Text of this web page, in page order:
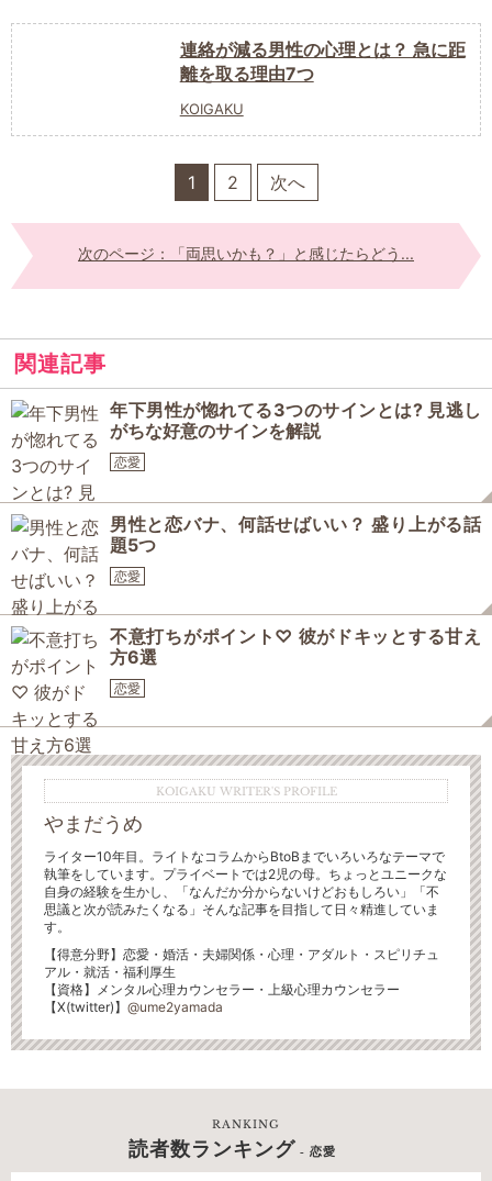
連絡が減る男性の心理とは？ 急に距
離を取る理由7つ
KOIGAKU
1 2 次へ
次のページ：「両思いかも？」と感じたらどう...
関連記事
年下男性が惚れてる3つのサインとは? 見逃し
がちな好意のサインを解説
恋愛
男性と恋バナ、何話せばいい？ 盛り上がる話
題5つ
恋愛
不意打ちがポイント♡ 彼がドキッとする甘え
方6選
恋愛
KOIGAKU WRITER'S PROFILE
やまだうめ
ライター10年目。ライトなコラムからBtoBまでいろいろなテーマで
執筆をしています。プライベートでは2児の母。ちょっとユニークな
自身の経験を生かし、「なんだか分からないけどおもしろい」「不
思議と次が読みたくなる」そんな記事を目指して日々精進していま
す。
【得意分野】恋愛・婚活・夫婦関係・心理・アダルト・スピリチュ
アル・就活・福利厚生
【資格】メンタル心理カウンセラー・上級心理カウンセラー
【X(twitter)】 @ume2yamada
RANKING
読者数ランキング - 恋愛